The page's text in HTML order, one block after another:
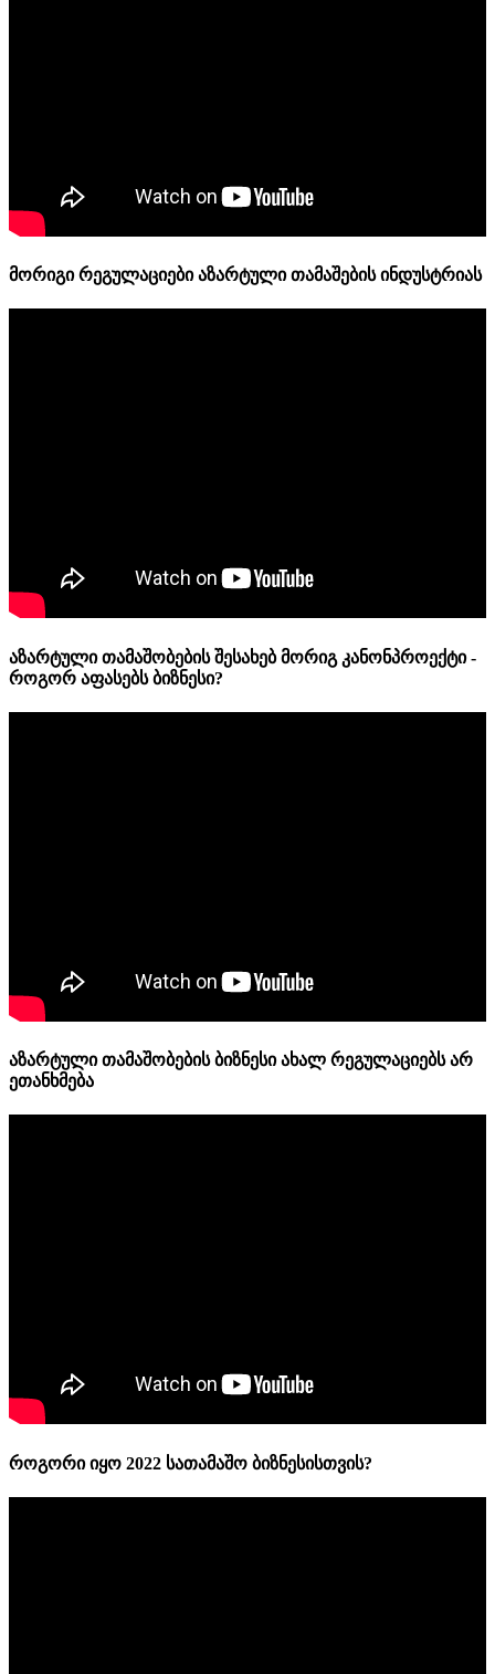
მორიგი რეგულაციები აზარტული თამაშების ინდუსტრიას
აზარტული თამაშობების შესახებ მორიგ კანონპროექტი -
როგორ აფასებს ბიზნესი?
აზარტული თამაშობების ბიზნესი ახალ რეგულაციებს არ
ეთანხმება
როგორი იყო 2022 სათამაშო ბიზნესისთვის?